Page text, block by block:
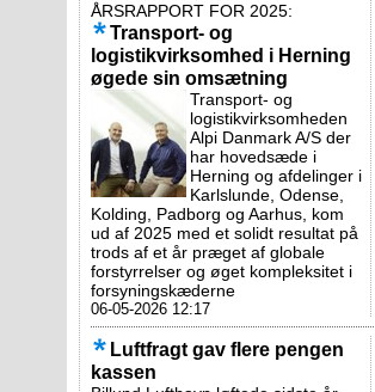
ÅRSRAPPORT FOR 2025:
Transport- og
logistikvirksomhed i Herning
øgede sin omsætning
Transport- og
logistikvirksomheden
Alpi Danmark A/S der
har hovedsæde i
Herning og afdelinger i
Karlslunde, Odense,
Kolding, Padborg og Aarhus, kom
ud af 2025 med et solidt resultat på
trods af et år præget af globale
forstyrrelser og øget kompleksitet i
forsyningskæderne
06-05-2026 12:17
Luftfragt gav flere pengen
kassen